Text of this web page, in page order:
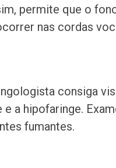
permite que o
nas cordas
consiga
a hipofaringe.
fumantes.